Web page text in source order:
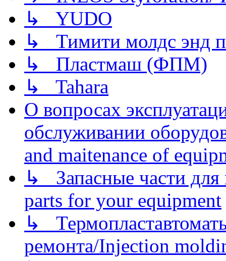
↳ YUDO
↳ Тимити молдс энд
↳ Пластмаш (ФПМ)
↳ Tahara
О вопросах
обслуживании
and maitenance of
↳ Запасные части для
parts for your equipment
↳
ремонта/Injection